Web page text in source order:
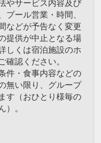
やサービス内容及び
プール営業・時間、
などが予告なく変更
提供が中止となる場
しくは宿泊施設のホ
確認ください。
件・食事内容などの
無い限り、グループ
す（おひとり様毎の
）。